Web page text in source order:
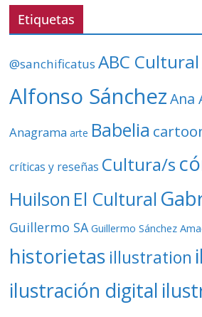
í
e
Etiquetas
@sanchificatus ABC Cultural
Alfonso Sánchez Ana
Anagrama arte Babelia
críticas y reseñas Cultura/s
Huilson El Cultural
Guillermo SA Guillermo Sánchez
historietas illustration
ilustración digital